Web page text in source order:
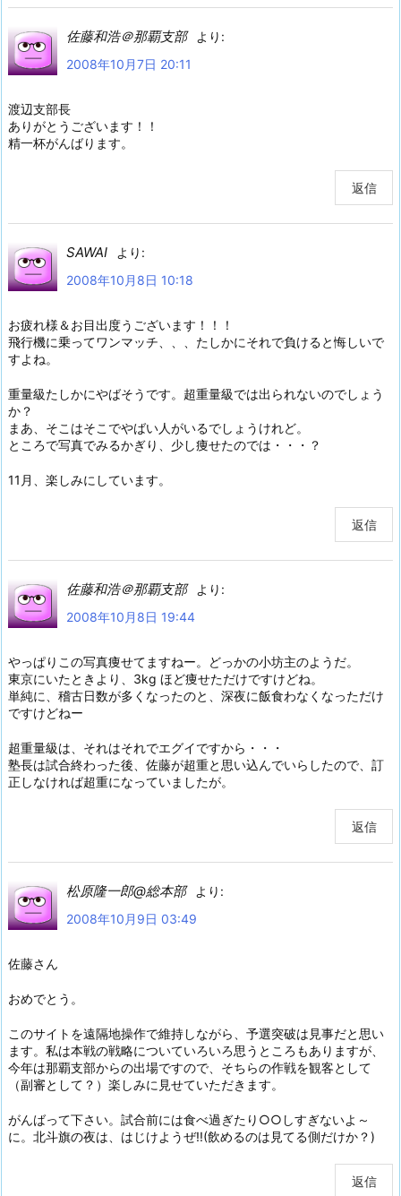
佐藤和浩＠那覇支部
より:
2008年10月7日 20:11
渡辺支部長
ありがとうございます！！
精一杯がんばります。
返信
SAWAI
より:
2008年10月8日 10:18
お疲れ様＆お目出度うございます！！！
飛行機に乗ってワンマッチ、、、たしかにそれで負けると悔しいで
すよね。
重量級たしかにやばそうです。超重量級では出られないのでしょう
か？
まあ、そこはそこでやばい人がいるでしょうけれど。
ところで写真でみるかぎり、少し痩せたのでは・・・？
11月、楽しみにしています。
返信
佐藤和浩＠那覇支部
より:
2008年10月8日 19:44
やっぱりこの写真痩せてますねー。どっかの小坊主のようだ。
東京にいたときより、3kg ほど痩せただけですけどね。
単純に、稽古日数が多くなったのと、深夜に飯食わなくなっただけ
ですけどねー
超重量級は、それはそれでエグイですから・・・
塾長は試合終わった後、佐藤が超重と思い込んでいらしたので、訂
正しなければ超重になっていましたが。
返信
松原隆一郎@総本部
より:
2008年10月9日 03:49
佐藤さん
おめでとう。
このサイトを遠隔地操作で維持しながら、予選突破は見事だと思い
ます。私は本戦の戦略についていろいろ思うところもありますが、
今年は那覇支部からの出場ですので、そちらの作戦を観客として
（副審として？）楽しみに見せていただきます。
がんばって下さい。試合前には食べ過ぎたり○○しすぎないよ～
に。北斗旗の夜は、はじけようぜ!!(飲めるのは見てる側だけか？)
返信